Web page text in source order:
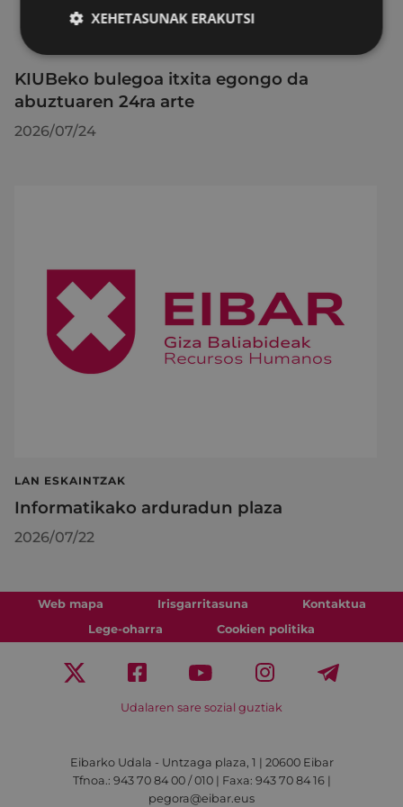
KIUBeko bulegoa itxita egongo da
abuztuaren 24ra arte
2026/07/24
LAN ESKAINTZAK
Informatikako arduradun plaza
2026/07/22
Web mapa Irisgarritasuna
Kontaktua
Lege-oharra
Cookien politika
Udalaren sare sozial guztiak
Eibarko Udala - Untzaga plaza, 1 | 20600 Eibar
Tfnoa.: 943 70 84 00 / 010 | Faxa: 943 70 84 16 |
pegora@eibar.eus
XEHETASUNAK ERAKUTSI